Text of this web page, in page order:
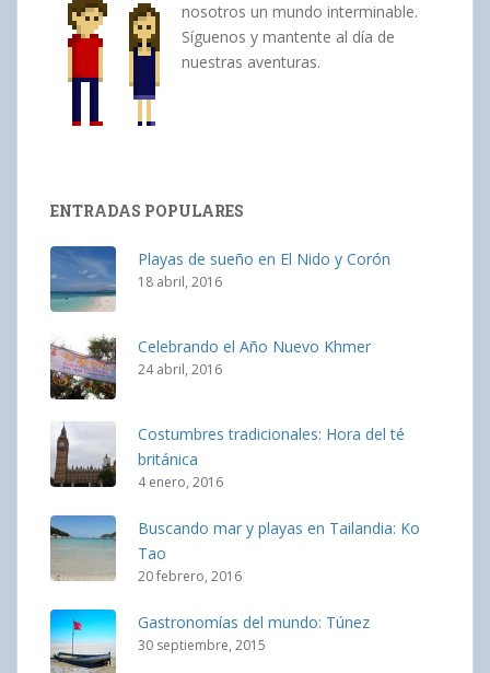
nosotros un mundo interminable.
Síguenos y mantente al día de
nuestras aventuras.
ENTRADAS POPULARES
Playas de sueño en El Nido y Corón
18 abril, 2016
Celebrando el Año Nuevo Khmer
24 abril, 2016
Costumbres tradicionales: Hora del té
británica
4 enero, 2016
Buscando mar y playas en Tailandia: Ko
Tao
20 febrero, 2016
Gastronomías del mundo: Túnez
30 septiembre, 2015